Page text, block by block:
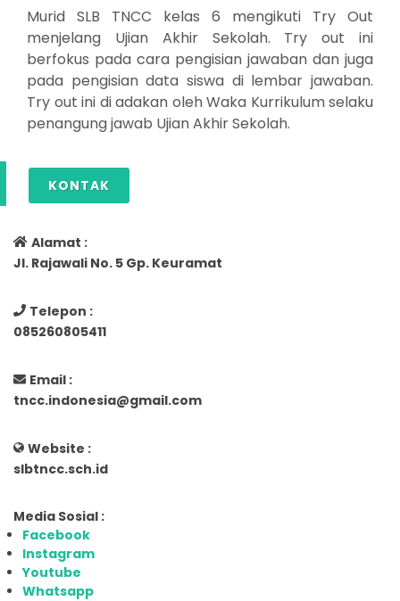
Murid SLB TNCC kelas 6 mengikuti Try Out
menjelang Ujian Akhir Sekolah. Try out ini
berfokus pada cara pengisian jawaban dan juga
pada pengisian data siswa di lembar jawaban.
Try out ini di adakan oleh Waka Kurrikulum selaku
penangung jawab Ujian Akhir Sekolah.
KONTAK
Alamat :
Jl. Rajawali No. 5 Gp. Keuramat
Telepon :
085260805411
Email :
tncc.indonesia@gmail.com
Website :
slbtncc.sch.id
Media Sosial :
Facebook
Instagram
Youtube
Whatsapp